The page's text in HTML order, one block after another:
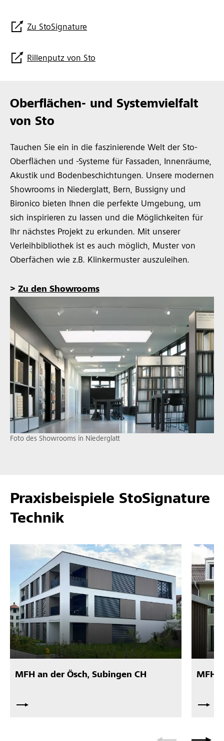
Zu StoSignature
Rillenputz von Sto
Oberflächen- und Systemvielfalt
von Sto
Tauchen Sie ein in die faszinierende Welt der Sto-
Oberflächen und -Systeme für Fassaden, Innenräume,
Akustik und Bodenbeschichtungen. Unsere modernen
Showrooms in Niederglatt, Bern, Bussigny und
Bironico bieten Ihnen die perfekte Umgebung, um
sich inspirieren zu lassen und die Möglichkeiten für
Ihr nächstes Projekt zu erkunden. Mit unserer
Verleihbibliothek ist es auch möglich, Muster von
Oberfächen wie z.B. Klinkermuster auszuleihen.
> Zu den Showrooms
Foto des Showrooms in Niederglatt
Praxisbeispiele StoSignature
Technik
MFH an der Ösch, Subingen CH MFH